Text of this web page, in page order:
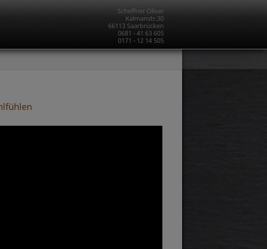
Scheffner Oliver
Kalmanstr.30
66113 Saarbrücken
0681 - 41 63 605
0171 - 12 14 505